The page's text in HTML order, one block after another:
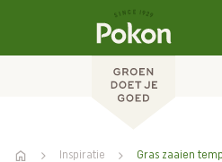
Inspiratie Gras zaaien